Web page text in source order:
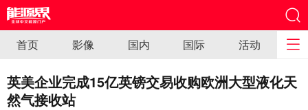
首页 影像 国内 国际 活动
英美企业完成15亿英镑交易收购欧洲大型液化天
然气接收站